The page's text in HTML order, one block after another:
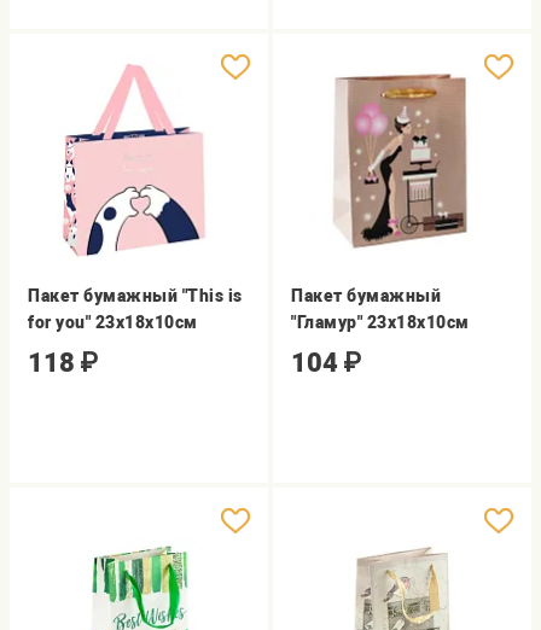
Пакет бумажный "This is
for you" 23х18х10см
118 ₽
Пакет бумажный
"Гламур" 23х18х10см
104 ₽